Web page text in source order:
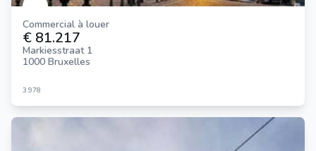
Commercial à louer
€ 81.217
Markiesstraat 1
1000 Bruxelles
3.978